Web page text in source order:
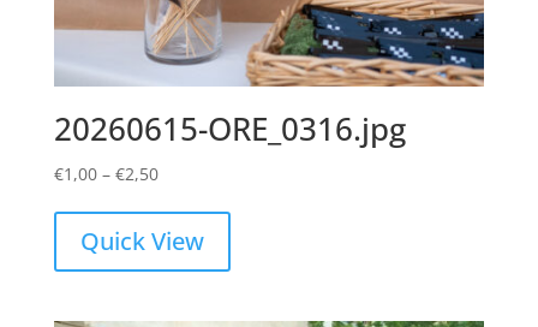
20260615-ORE_0316.jpg
€1,00 – €2,50Price
€1,00
through
Quick View